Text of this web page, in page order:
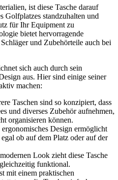
ist diese Tasche darauf
Golfplatzes standzuhalten und
für Ihr Equipment zu
bietet hervorragende
und Zubehörteile auch bei
sich auch durch sein
aus. Hier sind einige seiner
machen:
Taschen sind so konzipiert, dass
und diverses Zubehör aufnehmen,
organisieren können.
ergonomisches Design ermöglicht
ob auf dem Platz oder auf der
Look zieht diese Tasche
funktional.
mit einem praktischen